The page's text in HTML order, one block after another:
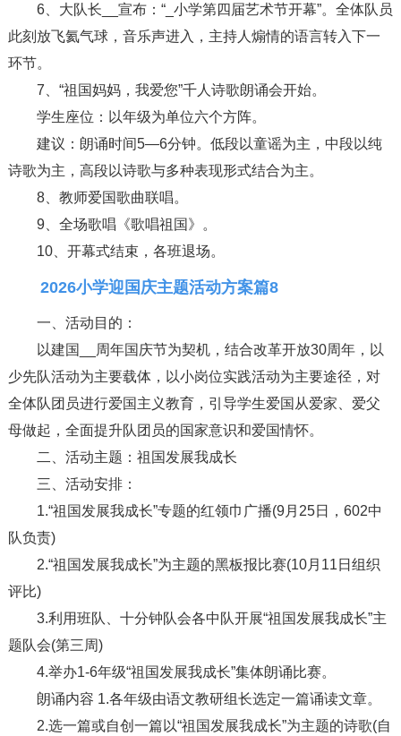
6、大队长__宣布：“_小学第四届艺术节开幕”。全体队员
此刻放飞氦气球，音乐声进入，主持人煽情的语言转入下一
环节。
7、“祖国妈妈，我爱您”千人诗歌朗诵会开始。
学生座位：以年级为单位六个方阵。
建议：朗诵时间5—6分钟。低段以童谣为主，中段以纯
诗歌为主，高段以诗歌与多种表现形式结合为主。
8、教师爱国歌曲联唱。
9、全场歌唱《歌唱祖国》。
10、开幕式结束，各班退场。
2026小学迎国庆主题活动方案篇8
一、活动目的：
以建国__周年国庆节为契机，结合改革开放30周年，以
少先队活动为主要载体，以小岗位实践活动为主要途径，对
全体队团员进行爱国主义教育，引导学生爱国从爱家、爱父
母做起，全面提升队团员的国家意识和爱国情怀。
二、活动主题：祖国发展我成长
三、活动安排：
1.“祖国发展我成长”专题的红领巾广播(9月25日，602中
队负责)
2.“祖国发展我成长”为主题的黑板报比赛(10月11日组织
评比)
3.利用班队、十分钟队会各中队开展“祖国发展我成长”主
题队会(第三周)
4.举办1-6年级“祖国发展我成长”集体朗诵比赛。
朗诵内容 1.各年级由语文教研组长选定一篇诵读文章。
2.选一篇或自创一篇以“祖国发展我成长”为主题的诗歌(自